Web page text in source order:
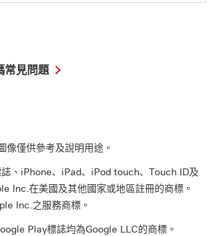
常見問題
編
常
見
問
題
這
像僅供參考及說明用途。
、iPhone、iPad、iPod touch、Touch ID及
Inc.在美國及其他國家或地區註冊的商標。
Inc.之服務商標。
Play標誌均為Google LLC的商標。